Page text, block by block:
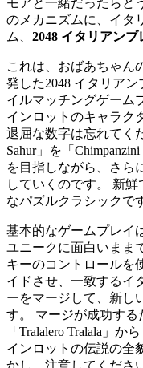
モアと一緒だったらど
のメカニズムに、イタ
ム、 2048 イタリアンブ
これは、おばあちゃん
発した2048 イタリア
イルマッチングゲーム
インロットのキャラク
退屈な数字は忘れてく
Sahur」を「
を目指しながら、さら
していくのです。 新
なパズルクラシックで
基本的なゲームプレイ
ユニークに面白いまま
キーのコントロールを
イドさせ、一致するイ
ーをマージして、新し
す。 マージが成功する
「Tralalero Tralala」か
インロットの伝説の全